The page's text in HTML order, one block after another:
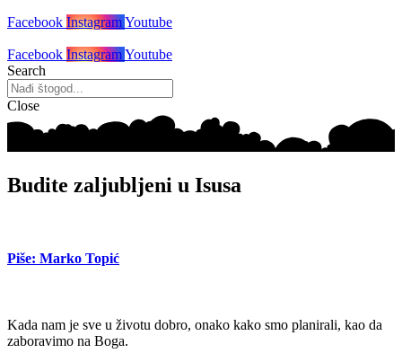
Facebook InstagramYoutube
Facebook InstagramYoutube
Search
Close
Budite zaljubljeni u Isusa
Piše: Marko Topić
Kada nam je sve u životu dobro, onako kako smo planirali, kao da
zaboravimo na Boga.